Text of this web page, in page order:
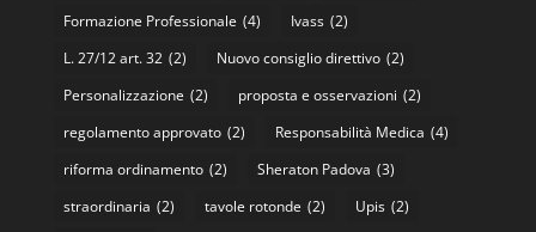
Formazione Professionale (4) Ivass (2)
L. 27/12 art. 32 (2) Nuovo consiglio direttivo (2)
Personalizzazione (2) proposta e osservazioni (2)
regolamento approvato (2) Responsabilità Medica (4)
riforma ordinamento (2) Sheraton Padova (3)
straordinaria (2) tavole rotonde (2) Upis (2)